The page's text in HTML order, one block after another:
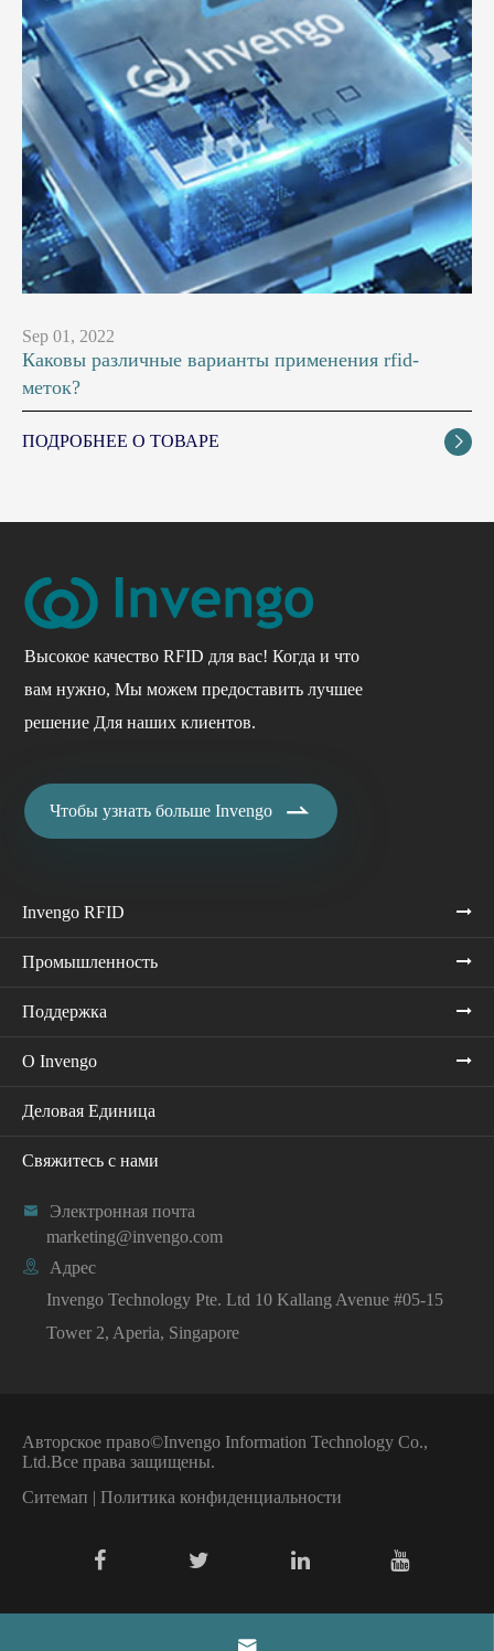
Sep 01, 2022
Каковы различные варианты применения rfid-
меток?
ПОДРОБНЕЕ О ТОВАРЕ 
Высокое качество RFID для вас! Когда и что
вам нужно, Мы можем предоставить лучшее
решение Для наших клиентов.
Чтобы узнать больше Invengo 
Invengo RFID
Промышленность
Поддержка
О Invengo
Деловая Единица
Свяжитесь с нами

Электронная почта
marketing@invengo.com

Адрес
Invengo Technology Pte. Ltd 10 Kallang Avenue #05-15
Tower 2, Aperia, Singapore
Авторское право©Invengo Information Technology Co.,
Ltd.Все права защищены.
Ситемап | Политика конфиденциальности